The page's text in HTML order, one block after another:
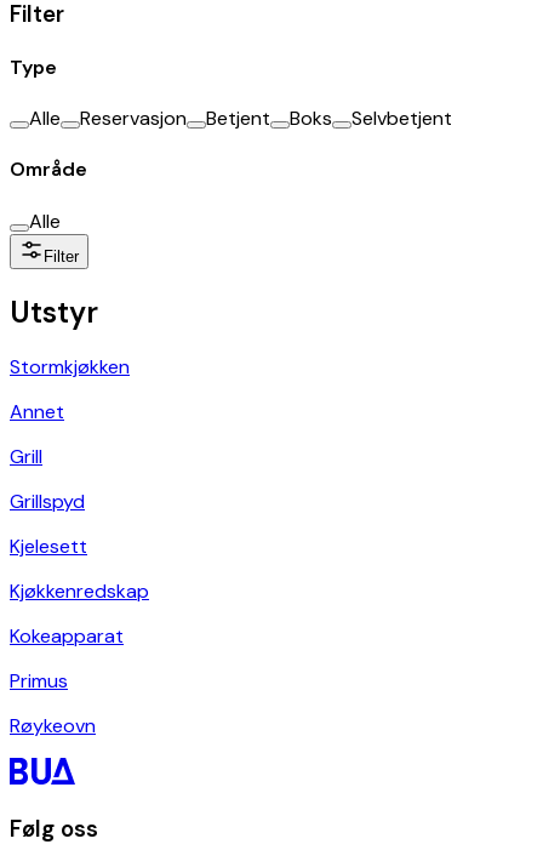
Filter
Type
Alle Reservasjon Betjent Boks Selvbetjent
Område
Alle
Filter
Utstyr
Stormkjøkken
Annet
Grill
Grillspyd
Kjelesett
Kjøkkenredskap
Kokeapparat
Primus
Røykeovn
Følg oss